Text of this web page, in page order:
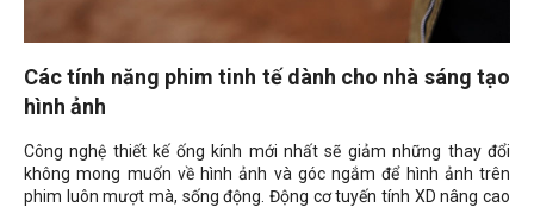
Các tính năng phim tinh tế dành cho nhà sáng tạo
hình ảnh
Công nghệ thiết kế ống kính mới nhất sẽ giảm những thay đổi
không mong muốn về hình ảnh và góc ngắm để hình ảnh trên
phim luôn mượt mà, sống động. Động cơ tuyến tính XD nâng cao